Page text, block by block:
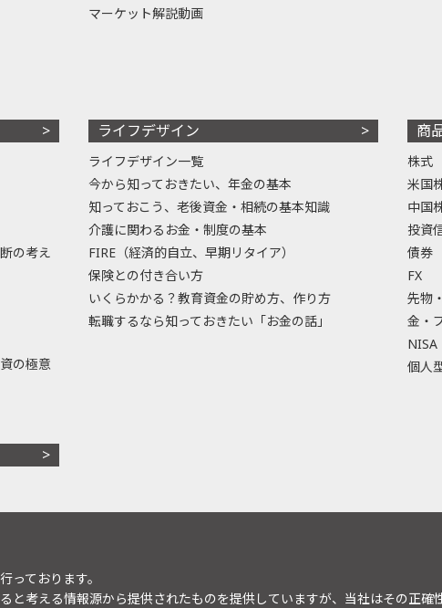
マーケット解説動画
の考え
の極意
ライフデザイン
ライフデザイン一覧
今から知っておきたい、年金の基本
知っておこう、老後資金・相続の基本知識
介護に関わるお金・制度の基本
FIRE（経済的自立、早期リタイア）
保険との付き合い方
いくらかかる？教育資金の貯め方、作り方
転職するなら知っておきたい「お金の話」
商
株式
米国
中国
投資
債券
FX
先物
金・
NISA
個人
っております。
と考える情報源から提供されたものを提供していますが、当社はその正